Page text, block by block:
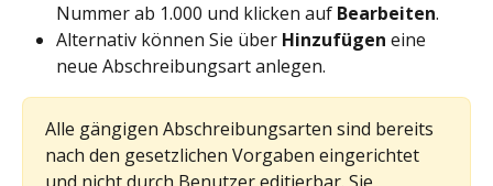
Nummer ab 1.000 und klicken auf Bearbeiten.
Alternativ können Sie über Hinzufügen eine
neue Abschreibungsart anlegen.
Alle gängigen Abschreibungsarten sind bereits
nach den gesetzlichen Vorgaben eingerichtet